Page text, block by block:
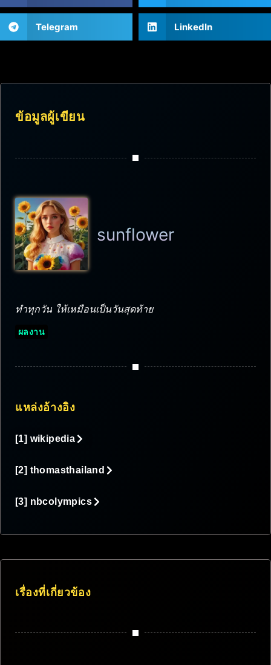
Telegram LinkedIn
ข้อมูลผู้เขียน
sunflower
ทำทุกวัน ให้เหมือนเป็นวันสุดท้าย
ผลงาน
แหล่งอ้างอิง
[1] wikipedia
[2] thomasthailand
[3] nbcolympics
เรื่องที่เกี่ยวข้อง